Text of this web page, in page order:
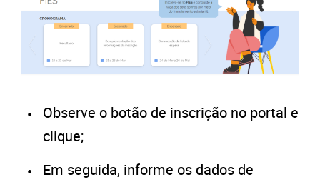
Observe o botão de inscrição no portal e
clique;
Em seguida, informe os dados de